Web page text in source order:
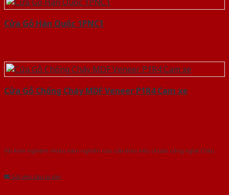
Cửa Gỗ Hàn Quốc 1PNC1
Cửa Gỗ Chống Cháy MDF Veneer P1R4 Cam xe
Với kinh nghiệm nhiêu năm nghiên cứu cửa theo tiêu chuẩn công nghệ Châu
Gửi yêu cầu tư vấn